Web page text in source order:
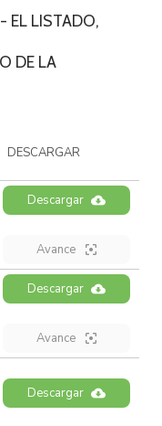
EL LISTADO,
DE LA
DESCARGAR
Descargar
Avance
Descargar
Avance
Descargar